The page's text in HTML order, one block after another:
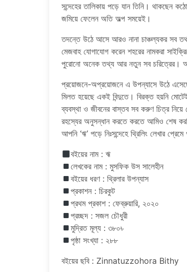
সন্দেহের তালিকায় পড়ে যান তিনি। থাকছেন
জমিয়ে ফেলেন অতি অল্প সময়েই।
তদন্তে উঠে আসে আরও নানা চাঞ্চল্যকর সব
মেজবাহ যোগাযোগ করেন শহরের নামকরা
পুরোনো অনেক তথ্য আর নতুন সব চরিত্রের।
প্রয়োজনে-অপ্রয়োজনে এ উপন্যাসে উঠে
মিলত হয়েছে একই বিন্দুতে। বিরক্ত হয়নি
ব্যবস্থা ও জীবনের বাস্তব সব করুণ চিত্র
রহস্যের অনুসন্ধান করতে করতে আমিও শেষ
আপনি ‘ঋ’ পড়ে নিঃসন্দেহে থ্রিলিং লেখার
বইয়ের নাম : ঋ
লেখকের নাম : মুসফিক উস সালেহীন
বইয়ের ধরণ : থ্রিলার উপন্যাস
প্রকাশন : চিরকুট
প্রথম প্রকাশ : ফেব্রুয়ারি, ২০২০
প্রচ্ছদ : সজল চৌধুরী
মুদ্রিত মূল্য : ৩৮০৳
পৃষ্ঠা সংখ্যা : ২৮৮
বইয়ের ছবি : Zinnatuzzohora Bithy